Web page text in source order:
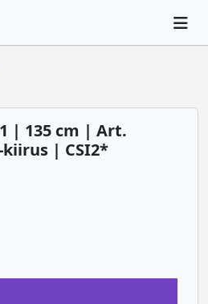
| 135 cm | Art.
kiirus | CSI2*